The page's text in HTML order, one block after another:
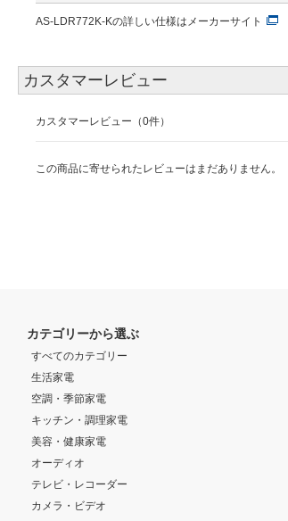
AS-LDR772K-Kの詳しい仕様は メーカーサイト
カスタマーレビュー
カスタマーレビュー（0件）
この商品に寄せられたレビューはまだありません。
カテゴリーから選ぶ
すべてのカテゴリー
生活家電
空調・季節家電
キッチン・調理家電
美容・健康家電
オーディオ
テレビ・レコーダー
カメラ・ビデオ